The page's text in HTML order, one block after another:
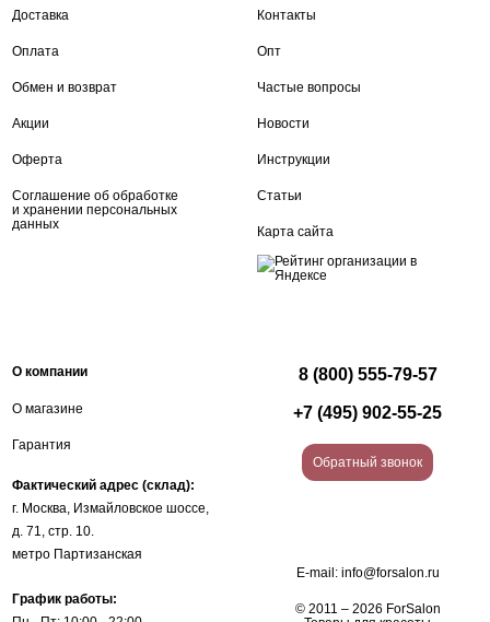
Доставка
Оплата
Обмен и возврат
Акции
Оферта
Соглашение об обработке
и хранении персональных
данных
Контакты
Опт
Частые вопросы
Новости
Инструкции
Статьи
Карта сайта
О компании
О магазине
Гарантия
Фактический адрес (склад):
г. Москва, Измайловское шоссе,
д. 71, стр. 10.
метро Партизанская
График работы:
8 (800) 555-79-57
+7 (495) 902-55-25
Обратный звонок
E-mail: info@forsalon.ru
© 2011 – 2026 ForSalon